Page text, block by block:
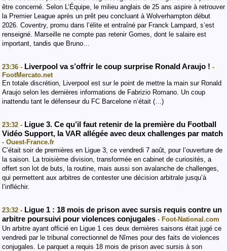
être concerné. Selon L’Équipe, le milieu anglais de 25 ans aspire à retrouver
la Premier League après un prêt peu concluant à Wolverhampton début
2026. Coventry, promu dans l’élite et entraîné par Franck Lampard, s’est
renseigné. Marseille ne compte pas retenir Gomes, dont le salaire est
important, tandis que Bruno…
23:36 - Liverpool va s’offrir le coup surprise Ronald Araujo ! -
FootMercato.net
En totale discrétion, Liverpool est sur le point de mettre la main sur Ronald
Araujo selon les dernières informations de Fabrizio Romano. Un coup
inattendu tant le défenseur du FC Barcelone n’était (…)
23:32 - Ligue 3. Ce qu’il faut retenir de la première du Football
Vidéo Support, la VAR allégée avec deux challenges par match
- Ouest-France.fr
C’était soir de premières en Ligue 3, ce vendredi 7 août, pour l’ouverture de
la saison. La troisième division, transformée en cabinet de curiosités, a
offert son lot de buts, la routine, mais aussi son avalanche de challenges,
qui permettent aux arbitres de contester une décision arbitrale jusqu’à
l’infléchir.
23:32 - Ligue 1 : 18 mois de prison avec sursis requis contre un
arbitre poursuivi pour violences conjugales - Foot-National.com
Un arbitre ayant officié en Ligue 1 ces deux dernières saisons était jugé ce
vendredi par le tribunal correctionnel de Nîmes pour des faits de violences
conjugales. Le parquet a requis 18 mois de prison avec sursis à son